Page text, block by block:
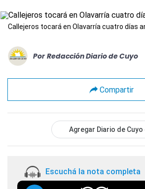
Callejeros tocará en Olavarría cuatro días
Por Redacción Diario de Cuyo
Compartir
Agregar Diario de Cuyo
Escuchá la nota completa